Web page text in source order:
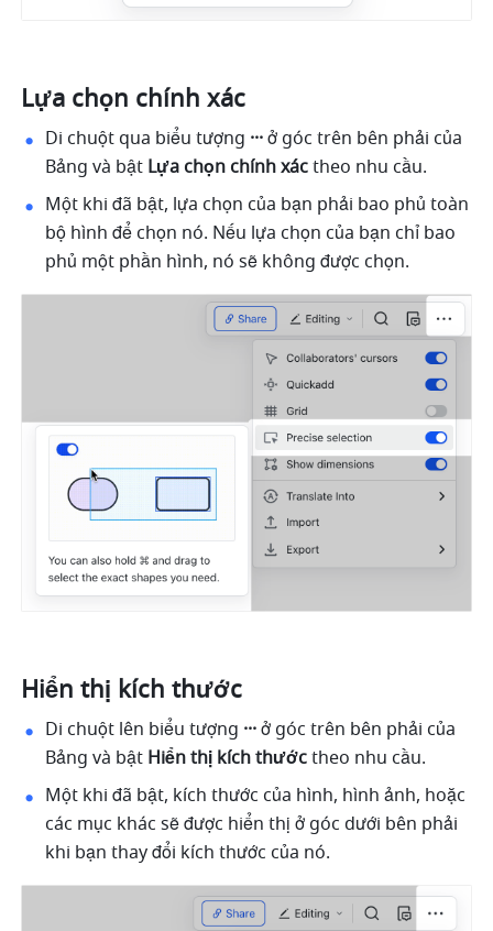
Lựa chọn chính xác
Di chuột qua biểu tượng ··· ở góc trên bên phải của
Bảng và bật Lựa chọn chính xác theo nhu cầu.
Một khi đã bật, lựa chọn của bạn phải bao phủ toàn
bộ hình để chọn nó. Nếu lựa chọn của bạn chỉ bao
phủ một phần hình, nó sẽ không được chọn.
Hiển thị kích thước
Di chuột lên biểu tượng ··· ở góc trên bên phải của
Bảng và bật Hiển thị kích thước theo nhu cầu.
Một khi đã bật, kích thước của hình, hình ảnh, hoặc
các mục khác sẽ được hiển thị ở góc dưới bên phải
khi bạn thay đổi kích thước của nó.